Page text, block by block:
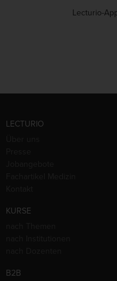
Lecturio-
LECTURIO
KURSE
B2B